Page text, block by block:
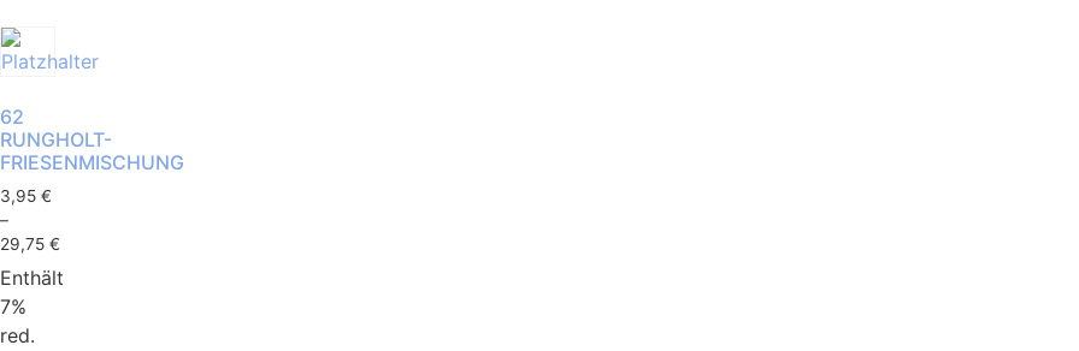
62
RUNGHOLT-
FRIESENMISCHUNG
3,95 €
–
29,75 €
Enthält
7%
red.